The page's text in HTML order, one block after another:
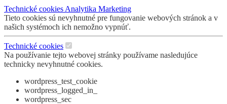
Technické cookies Analytika Marketing
Tieto cookies sú nevyhnutné pre fungovanie webových stránok a v
našich systémoch ich nemožno vypnúť.
Technické cookies
Na používanie tejto webovej stránky používame nasledujúce
technicky nevyhnutné cookies.
wordpress_test_cookie
wordpress_logged_in_
wordpress_sec